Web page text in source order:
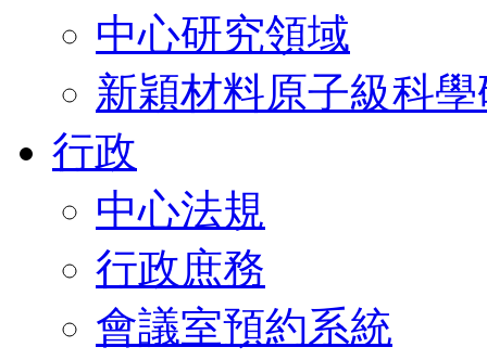
中心研究領域
新穎材料原子級科
行政
中心法規
行政庶務
會議室預約系統